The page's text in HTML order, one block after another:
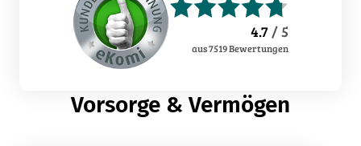
4.7 / 5
aus7519Bewertungen
Vorsorge & Vermögen